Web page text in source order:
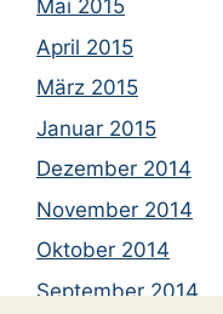
Mai 2015
April 2015
März 2015
Januar 2015
Dezember 2014
November 2014
Oktober 2014
September 2014